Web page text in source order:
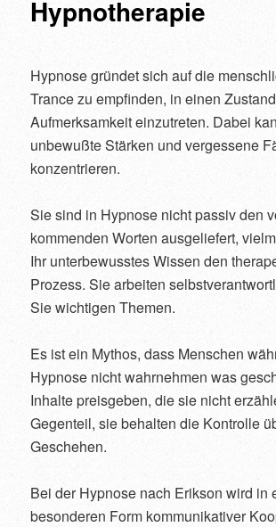
Hypnotherapie
Hypnose gründet sich auf die
Trance zu empfinden, in einen
Aufmerksamkeit einzutreten. Dabei
unbewußte Stärken und vergessene
konzentrieren.
Sie sind in Hypnose nicht passiv den
kommenden Worten ausgeliefert,
Ihr unterbewusstes Wissen den
Prozess. Sie arbeiten
Sie wichtigen Themen.
Es ist ein Mythos, dass Menschen
Hypnose nicht wahrnehmen was
Inhalte preis­geben, die sie nicht
Gegenteil, sie behalten die Kontrolle
Geschehen.
Bei der Hypnose nach Erikson wird in
besonderen Form kommunikativer